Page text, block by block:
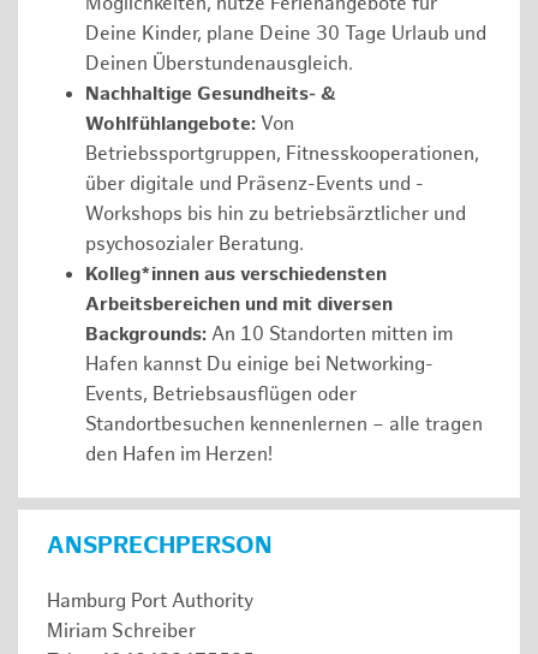
Deine Kinder, plane Deine 30 Tage Urlaub und
Deinen Überstundenausgleich.
Nachhaltige Gesundheits- &
Wohlfühlangebote: Von
Betriebssportgruppen, Fitnesskooperationen,
über digitale und Präsenz-Events und -
Workshops bis hin zu betriebsärztlicher und
psychosozialer Beratung.
Kolleg*innen aus verschiedensten
Arbeitsbereichen und mit diversen
Backgrounds: An 10 Standorten mitten im
Hafen kannst Du einige bei Networking-
Events, Betriebsausflügen oder
Standortbesuchen kennenlernen – alle tragen
den Hafen im Herzen!
ANSPRECHPERSON
Hamburg Port Authority
Miriam Schreiber